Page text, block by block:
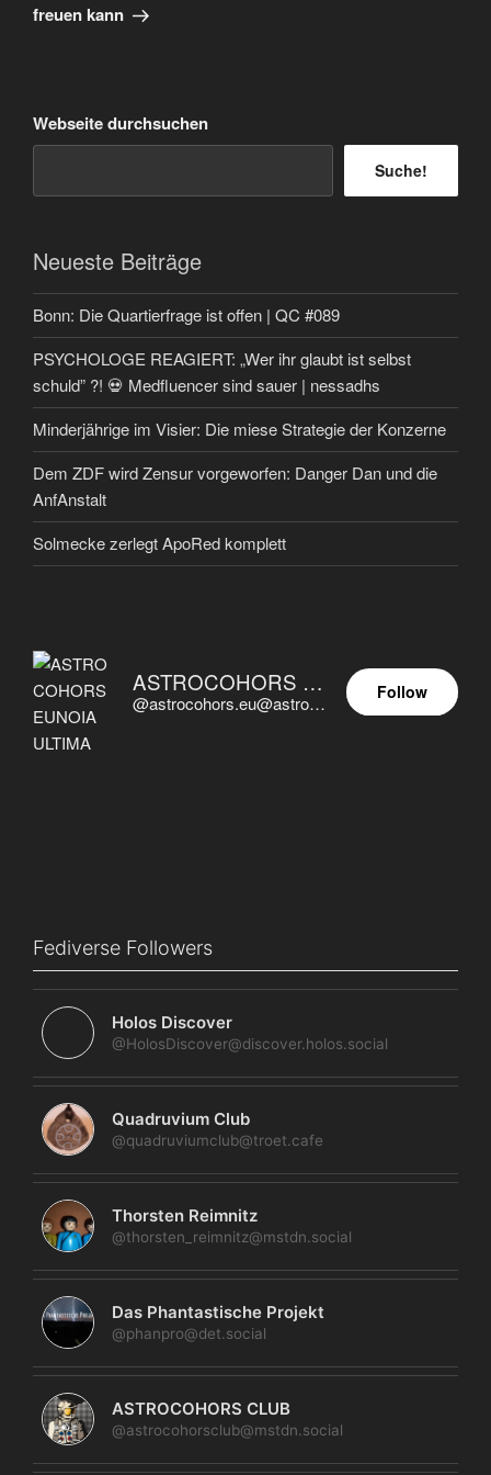
freuen kann
Webseite durchsuchen
Suche!
Neueste Beiträge
Bonn: Die Quartierfrage ist offen | QC #089
PSYCHOLOGE REAGIERT: „Wer ihr glaubt ist selbst
schuld” ?! 💀 Medfluencer sind sauer | nessadhs
Minderjährige im Visier: Die miese Strategie der Konzerne
Dem ZDF wird Zensur vorgeworfen: Danger Dan und die
AnfAnstalt
Solmecke zerlegt ApoRed komplett
ASTROCOHORS EUNOIA ULTIMA
@astrocohors.eu@astrocohors.eu
Follow
Fediverse Followers
Holos Discover
@HolosDiscover@discover.holos.social
Quadruvium Club
@quadruviumclub@troet.cafe
Thorsten Reimnitz
@thorsten_reimnitz@mstdn.social
Das Phantastische Projekt
@phanpro@det.social
ASTROCOHORS CLUB
@astrocohorsclub@mstdn.social